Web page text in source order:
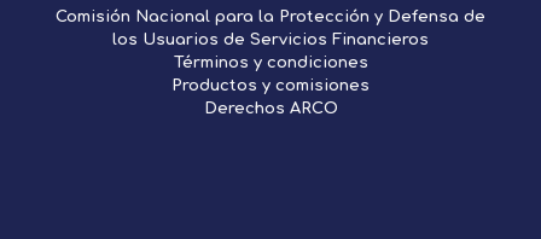
Comisión Nacional para la Protección y Defensa de
los Usuarios de Servicios Financieros
Términos y condiciones
Productos y comisiones
Derechos ARCO